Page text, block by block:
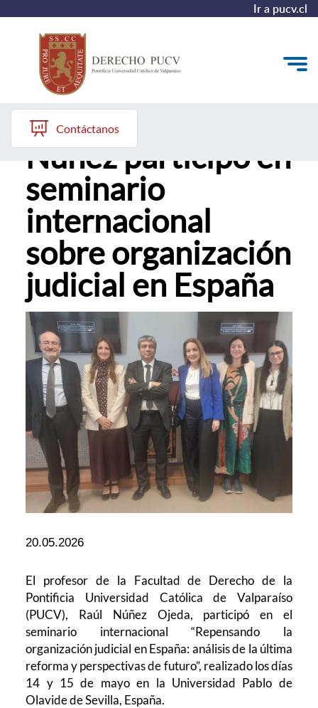
Ir a pucv.cl
Quiénes somos
Estudiantes y Admisión
Postgrados y Formación Continua
Investigación y Biblioteca
Vinculación con el Medio y Alumni
Contáctanos
Profesor Raúl
Núñez participó en
seminario
internacional
sobre organización
judicial en España
20.05.2026
El profesor de la Facultad de Derecho de la
Pontificia Universidad Católica de Valparaíso
(PUCV), Raúl Núñez Ojeda, participó en el
seminario internacional “Repensando la
organización judicial en España: análisis de la última
reforma y perspectivas de futuro”, realizado los días
14 y 15 de mayo en la Universidad Pablo de
Olavide de Sevilla, España.